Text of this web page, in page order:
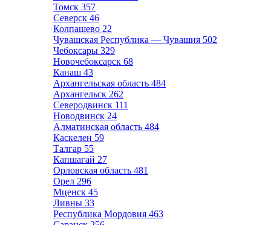
Томск 357
Северск 46
Колпашево 22
Чувашская Республика — Чувашия 502
Чебоксары 329
Новочебоксарск 68
Канаш 43
Архангельская область 484
Архангельск 262
Северодвинск 111
Новодвинск 24
Алматинская область 484
Каскелен 59
Талгар 55
Капшагай 27
Орловская область 481
Орел 296
Мценск 45
Ливны 33
Республика Мордовия 463